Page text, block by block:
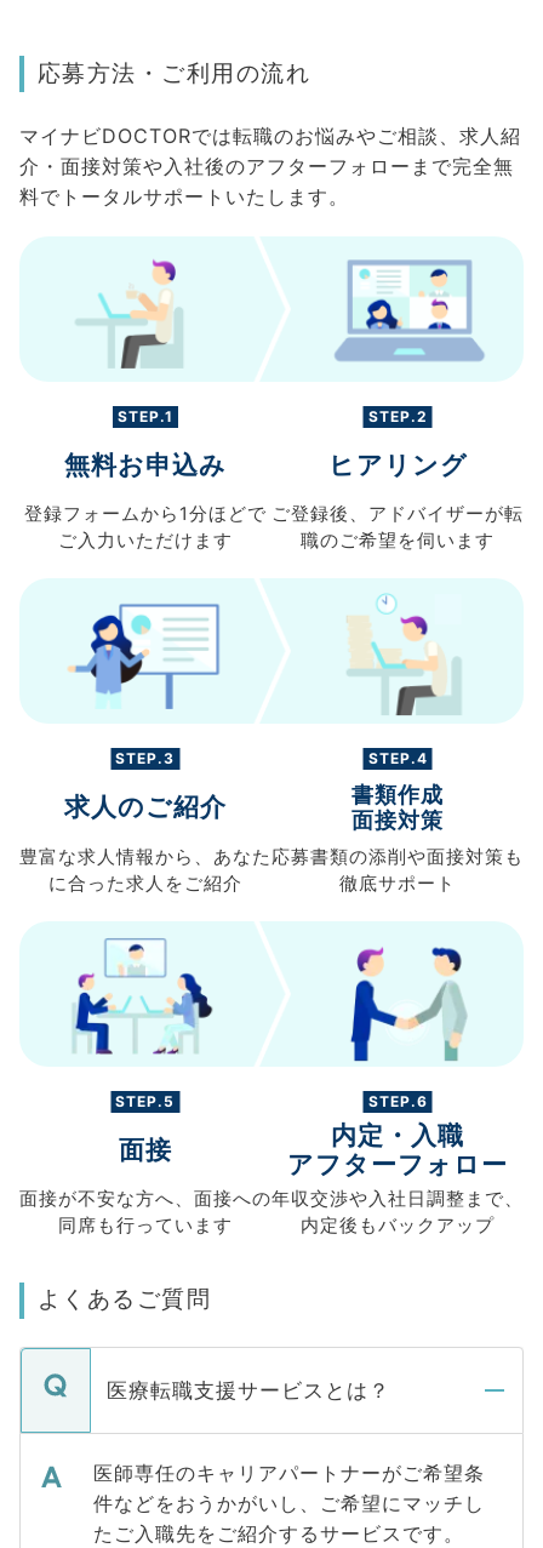
応募方法・ご利用の流れ
マイナビDOCTORでは転職のお悩みやご相談、求人紹
介・面接対策や入社後のアフターフォローまで完全無
料でトータルサポートいたします。
STEP.1
無料お申込み
登録フォームから 1分ほどで
ご入力 いただけます
STEP.2
ヒアリング
ご登録後、 アドバイザーが転
職のご希望を伺います
STEP.3
求人のご紹介
豊富な求人情報から、 あなた
に合った求人を ご紹介
STEP.4
書類作成
面接対策
応募書類の添削や面接対策も
徹底サポート
STEP.5
面接
面接が不安な方へ、 面接への
同席も行っています
STEP.6
内定・入職
アフターフォロー
年収交渉や入社日調整まで、
内定後もバックアップ
よくあるご質問
医療転職支援サービスとは？
医師専任のキャリアパートナーがご希望条
件などをおうかがいし、ご希望にマッチし
たご入職先をご紹介するサービスです。